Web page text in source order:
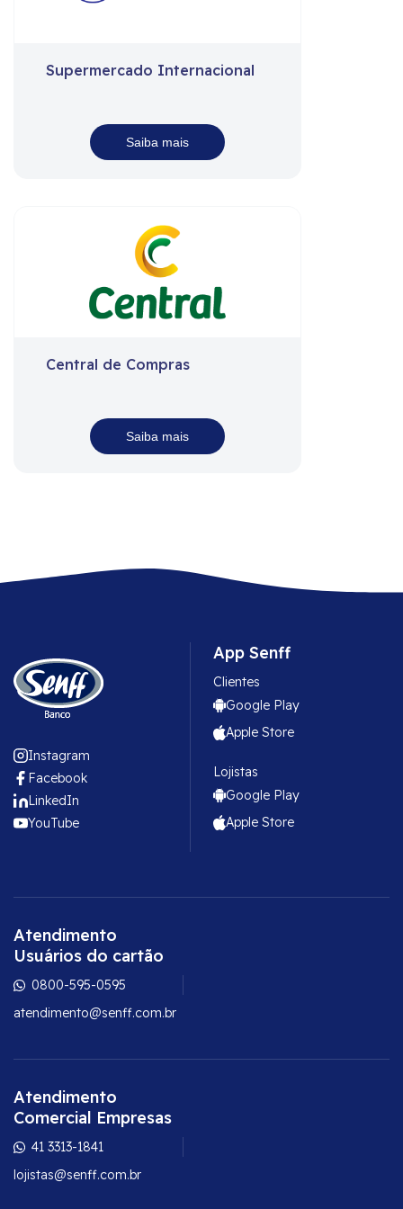
Supermercado Internacional
Saiba mais
Central de Compras
Saiba mais
App Senff
Clientes
Google Play
Apple Store
Lojistas
Google Play
Apple Store
Instagram
Facebook
LinkedIn
YouTube
Atendimento
Usuários do cartão
0800-595-0595
atendimento@senff.com.br
Atendimento
Comercial Empresas
41 3313-1841
lojistas@senff.com.br